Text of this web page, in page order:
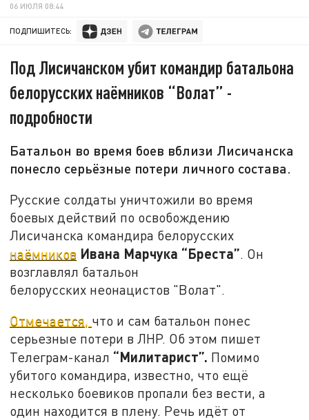
06 ИЮЛЯ 08:44
ПОДПИШИТЕСЬ:
Под Лисичанском убит командир батальона
белорусских наёмников “Волат” -
подробности
Батальон во время боев вблизи Лисичанска
понесло серьёзные потери личного состава.
Русские солдаты уничтожили во время
боевых действий по освобождению
Лисичанска командира белорусских
наёмников Ивана Марчука “Бреста”. Он
возглавлял батальон
белорусских неонацистов "Волат".
Отмечается, что и сам батальон понес
серьезные потери в ЛНР. Об этом пишет
Телеграм-канал “Милитарист”. Помимо
убитого командира, известно, что ещё
несколько боевиков пропали без вести, а
один находится в плену. Речь идёт от